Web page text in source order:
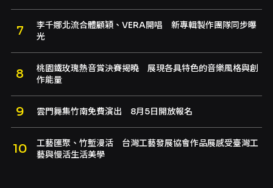
李千娜北流合體顧穎、VERA開唱 新專輯製作團隊同步曝
光
桃園鐵玫瑰熱音賞決賽揭曉 展現各具特色的音樂風格與創
作能量
雲門舞集竹南免費演出 8月5日開放報名
工藝匯聚、竹塹漫活 台灣工藝發展協會作品展感受臺灣工
藝與慢活生活美學